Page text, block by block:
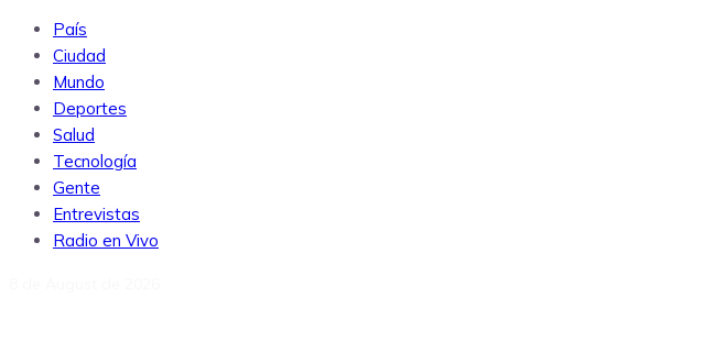
País
Ciudad
Mundo
Deportes
Salud
Tecnología
Gente
Entrevistas
Radio en Vivo